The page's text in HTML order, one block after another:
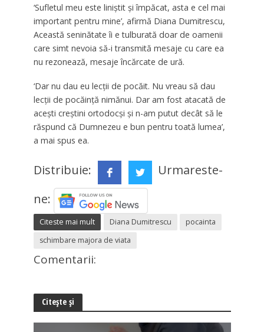
‘Sufletul meu este liniștit și împăcat, asta e cel mai
important pentru mine’, afirmă Diana Dumitrescu,
Această seninătate îi e tulburată doar de oamenii
care simt nevoia să-i transmită mesaje cu care ea
nu rezonează, mesaje încărcate de ură.
‘Dar nu dau eu lecții de pocăit. Nu vreau să dau
lecții de pocăință nimănui. Dar am fost atacată de
acești creștini ortodocși și n-am putut decât să le
răspund că Dumnezeu e bun pentru toată lumea’,
a mai spus ea.
Distribuie:
Urmareste-
ne:
Citeste mai mult Diana Dumitrescu
pocainta
schimbare majora de viata
Comentarii:
Citește și